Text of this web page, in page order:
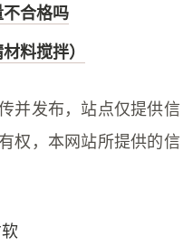
合格吗
料搅拌）
并发布，站点仅提供信
权，本网站所提供的信